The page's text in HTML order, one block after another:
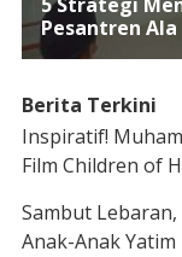
Berita Terkini
Inspiratif!
Film Children of
Sambut
Anak-Anak